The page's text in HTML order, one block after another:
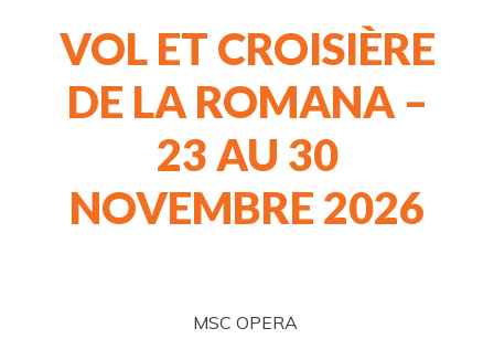
VOL ET CROISIÈRE
DE LA ROMANA –
23 AU 30
NOVEMBRE 2026
MSC OPERA